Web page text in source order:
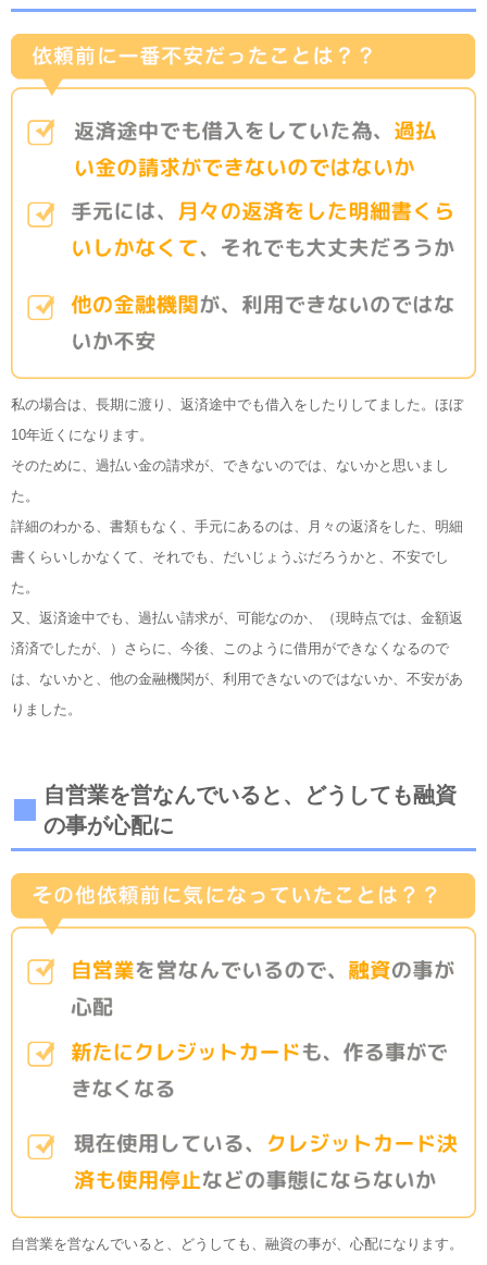
私の場合は、長期に渡り、返済途中でも借入をしたりしてました。ほぼ
10年近くになります。
そのために、過払い金の請求が、できないのでは、ないかと思いまし
た。
詳細のわかる、書類もなく、手元にあるのは、月々の返済をした、明細
書くらいしかなくて、それでも、だいじょうぶだろうかと、不安でし
た。
又、返済途中でも、過払い請求が、可能なのか、（現時点では、金額返
済済でしたが、）さらに、今後、このように借用ができなくなるので
は、ないかと、他の金融機関が、利用できないのではないか、不安があ
りました。
自営業を営なんでいると、どうしても融資
の事が心配に
自営業を営なんでいると、どうしても、融資の事が、心配になります。